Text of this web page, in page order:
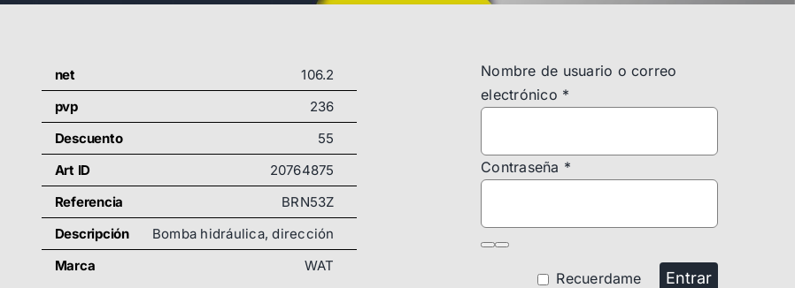
net
106.2
pvp
236
Descuento
55
Art ID
20764875
Referencia
BRN53Z
Descripción
Bomba hidráulica, dirección
Marca
WAT
Nombre de usuario o correo
electrónico *
Contraseña *
Recuerdame Entrar